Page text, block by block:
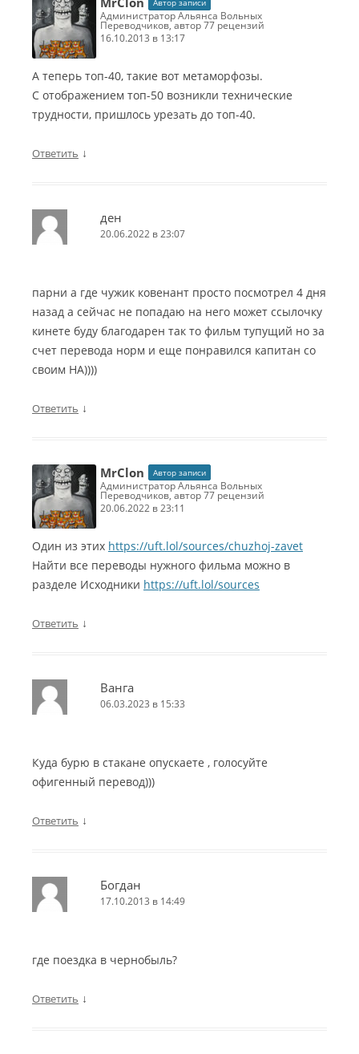
Автор записи
Администратор Альянса Вольных
Переводчиков, автор 77 рецензий
16.10.2013 в 13:17
А теперь топ-40, такие вот метаморфозы.
С отображением топ-50 возникли технические
трудности, пришлось урезать до топ-40.
Ответить ↓
ден
20.06.2022 в 23:07
парни а где чужик ковенант просто посмотрел 4 дня
назад а сейчас не попадаю на него может ссылочку
кинете буду благодарен так то фильм тупущий но за
счет перевода норм и еще понравился капитан со
своим НА))))
Ответить ↓
MrClon Автор записи
Администратор Альянса Вольных
Переводчиков, автор 77 рецензий
20.06.2022 в 23:11
Один из этих https://uft.lol/sources/chuzhoj-zavet
Найти все переводы нужного фильма можно в
разделе Исходники https://uft.lol/sources
Ответить ↓
Ванга
06.03.2023 в 15:33
Куда бурю в стакане опускаете , голосуйте
офигенный перевод)))
Ответить ↓
Богдан
17.10.2013 в 14:49
где поездка в чернобыль?
Ответить ↓